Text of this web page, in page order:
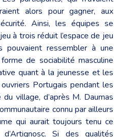
alors pour gagner, aux
Ainsi, les équipes se
à trois réduit l’espace de jeu
ressembler à une
de sociabilité masculine
quant à la jeunesse et les
Portugais pendant les
village, d’après M. Daumas
connu par ailleurs
qui aurait toujours tenu ce
Si des qualités